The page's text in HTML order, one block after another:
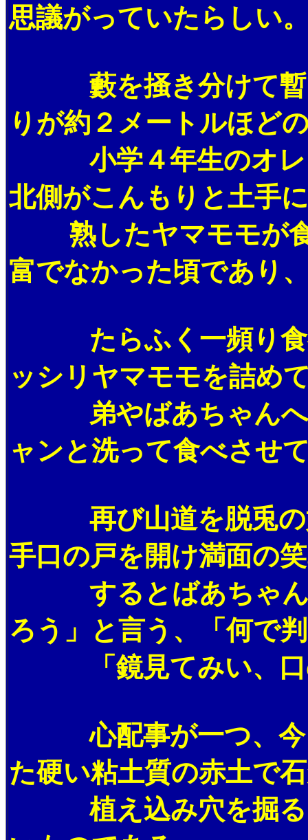
思議がっていたらしい
藪を掻き分けて暫く
りが約２メートルほど
小学４年生のオレに
北側がこんもりと土手
熟したヤマモモが食
富でなかった頃であり
たらふく一頻り食べ
ッシリヤマモモを詰め
弟やばあちゃんへの
ャンと洗って食べさせ
再び山道を脱兎の如
手口の戸を開け満面の
するとばあちゃんは
ろう」と言う、「何で
「鏡見てみい、口
心配事が一つ、今日
た硬い粘土質の赤土で
植え込み穴を掘るだ